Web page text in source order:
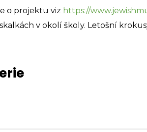
o projektu viz https://
v okolí školy. Letošní